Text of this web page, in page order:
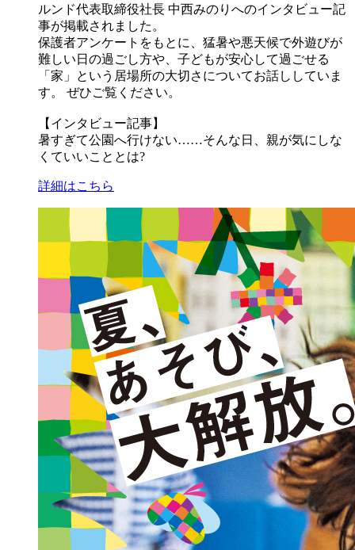
ルンド代表取締役社長 中西みのりへのインタビュー記
事が掲載されました。
保護者アンケートをもとに、猛暑や悪天候で外遊びが
難しい日の過ごし方や、子どもが安心して過ごせる
「家」という居場所の大切さについてお話ししていま
す。 ぜひご覧ください。
【インタビュー記事】
暑すぎて公園へ行けない……そんな日、親が気にしな
くていいこととは?
詳細はこちら